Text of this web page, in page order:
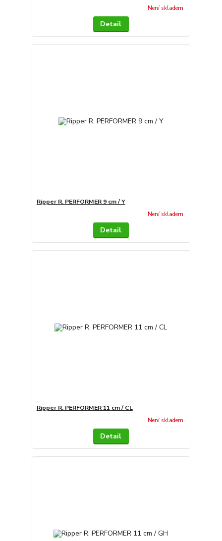
Není skladem
Detail
Ripper R. PERFORMER 9 cm / Y
Není skladem
Detail
Ripper R. PERFORMER 11 cm / CL
Není skladem
Detail